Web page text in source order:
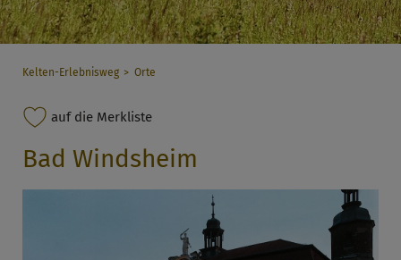
Kelten-Erlebnisweg Orte
auf die Merkliste
Bad Windsheim